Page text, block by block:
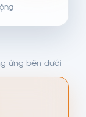
ứng bên dưới